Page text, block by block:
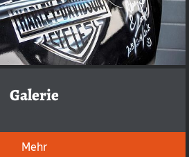
Galerie
Mehr